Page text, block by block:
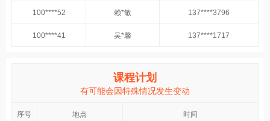
100****52 赖*敏 137****3796
100****41 吴*馨 137****1717
课程计划
有可能会因特殊情况发生变动
序号 地点 时间